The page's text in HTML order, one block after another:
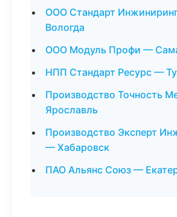
ООО Стандарт
Вологда
ООО Модуль Профи —
НПП Стандарт Ресурс —
Производство Точность
Ярославль
Производство Эксперт
— Хабаровск
ПАО Альянс Союз —